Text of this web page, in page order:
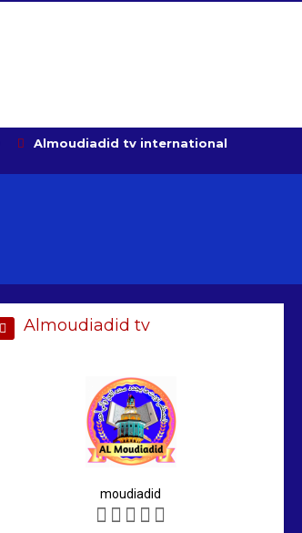
Almoudiadid tv international
Almoudiadid tv
moudiadid